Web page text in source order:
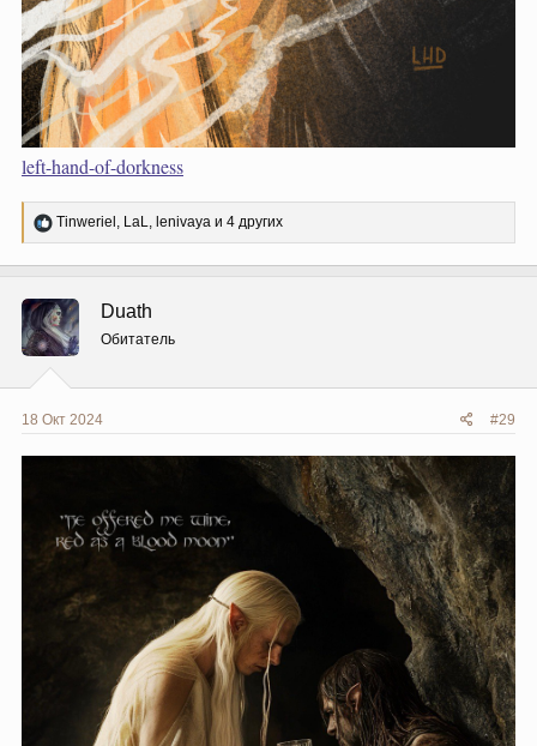
left-hand-of-dorkness
Р
ц
и
и
:
Tinweriel LaL lenivaya и 4 других
Duath
Обитатель
18 Окт 2024 #29